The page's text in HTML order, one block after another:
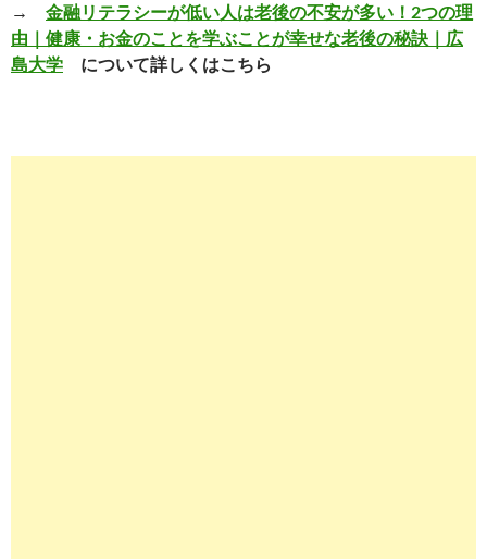
→ 金融リテラシーが低い人は老後の不安が多い！2つの理
由｜健康・お金のことを学ぶことが幸せな老後の秘訣｜広
島大学 について詳しくはこちら